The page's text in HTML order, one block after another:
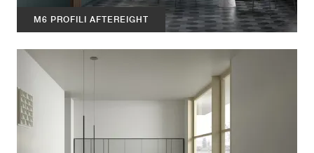
M6 PROFILI AFTEREIGHT